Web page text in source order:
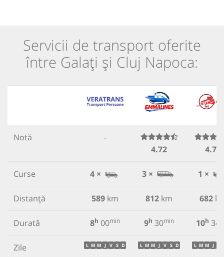
Servicii de transport oferite
între Galați și Cluj Napoca:
Notă
-
4.72
4.78
Curse 4 × 3 × 1 ×
Distanță 589 km 812 km 682
Durată 8h 00min 9h 30min 10h 34
Zile L M M J V S D L M M J V S D L M M J